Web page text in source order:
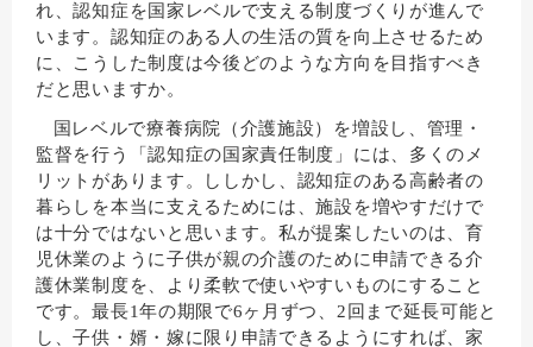
れ、認知症を国家レベルで支える制度づくりが進んで
います。認知症のある人の生活の質を向上させるため
に、こうした制度は今後どのような方向を目指すべき
だと思いますか。
国レベルで療養病院（介護施設）を増設し、管理・
監督を行う「認知症の国家責任制度」には、多くのメ
リットがあります。ししかし、認知症のある高齢者の
暮らしを本当に支えるためには、施設を増やすだけで
は十分ではないと思います。私が提案したいのは、育
児休業のように子供が親の介護のために申請できる介
護休業制度を、より柔軟で使いやすいものにすること
です。最長1年の期限で6ヶ月ずつ、2回まで延長可能と
し、子供・婿・嫁に限り申請できるようにすれば、家